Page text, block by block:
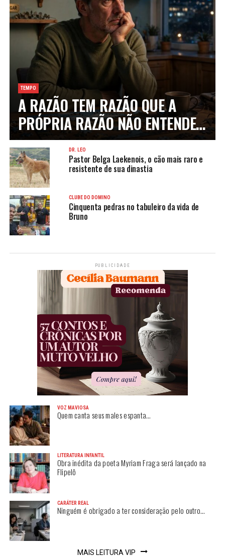
TEMPO
A RAZÃO TEM RAZÃO QUE A
PRÓPRIA RAZÃO NÃO ENTENDE…
DR. LEO
Pastor Belga Laekenois, o cão mais raro e
resistente de sua dinastia
CLUBE DO DOMINÓ
Cinquenta pedras no tabuleiro da vida de
Bruno
PUBLICIDADE
VOZ MAVIOSA
Quem canta seus males espanta…
LITERATURA INFANTIL
Obra inédita da poeta Myriam Fraga será lançado na
Flipelô
CARÁTER REAL
Ninguém é obrigado a ter consideração pelo outro…
MAIS LEITURA VIP